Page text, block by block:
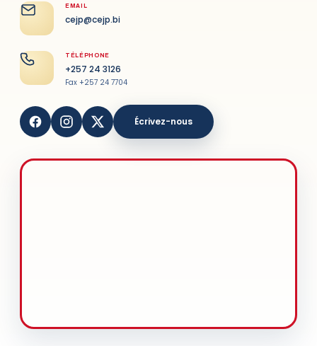
EMAIL
cejp@cejp.bi
TÉLÉPHONE
+257 24 3126
Fax +257 24 7704
Écrivez-nous